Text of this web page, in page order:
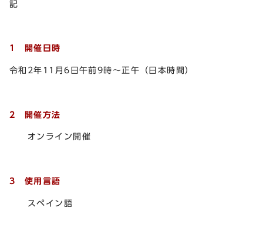
記
1 開催日時
令和2年11月6日午前9時～正午（日本時間）
2 開催方法
オンライン開催
3 使用言語
スペイン語